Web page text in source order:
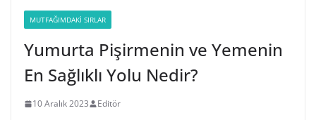
MUTFAĞIMDAKI SIRLAR
Yumurta Pişirmenin ve Yemenin
En Sağlıklı Yolu Nedir?
10 Aralık 2023 Editör